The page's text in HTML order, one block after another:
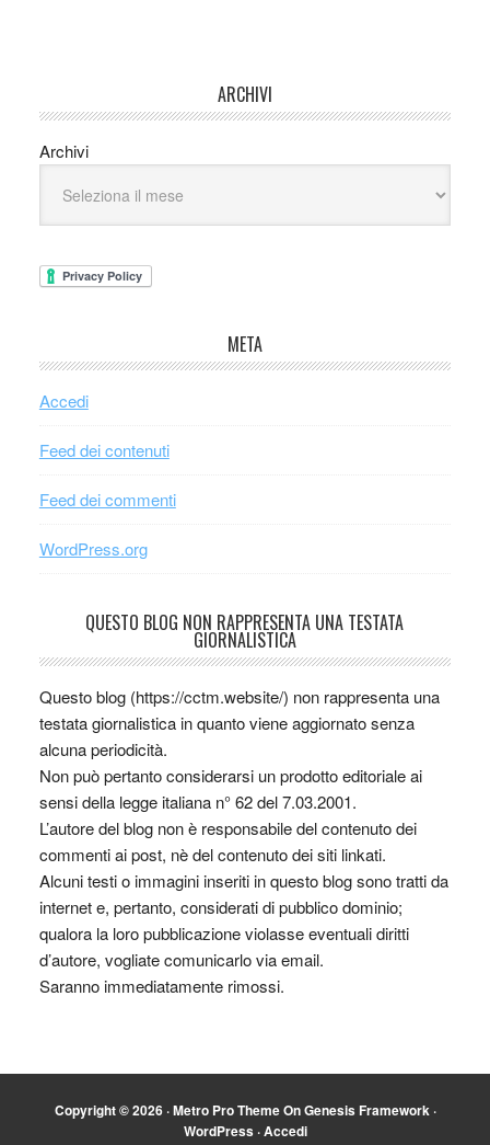
ARCHIVI
Archivi
META
Accedi
Feed dei contenuti
Feed dei commenti
WordPress.org
QUESTO BLOG NON RAPPRESENTA UNA TESTATA
GIORNALISTICA
Questo blog (https://cctm.website/) non rappresenta una
testata giornalistica in quanto viene aggiornato senza
alcuna periodicità.
Non può pertanto considerarsi un prodotto editoriale ai
sensi della legge italiana n° 62 del 7.03.2001.
L’autore del blog non è responsabile del contenuto dei
commenti ai post, nè del contenuto dei siti linkati.
Alcuni testi o immagini inseriti in questo blog sono tratti da
internet e, pertanto, considerati di pubblico dominio;
qualora la loro pubblicazione violasse eventuali diritti
d’autore, vogliate comunicarlo via email.
Saranno immediatamente rimossi.
Copyright © 2026 ·Metro Pro ThemeOnGenesis Framework·
WordPress·Accedi